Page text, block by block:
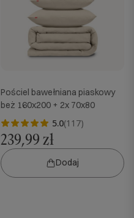
Pościel bawełniana piaskowy
beż 160x200 + 2x 70x80
5.0(117)
239,99 zł
Dodaj